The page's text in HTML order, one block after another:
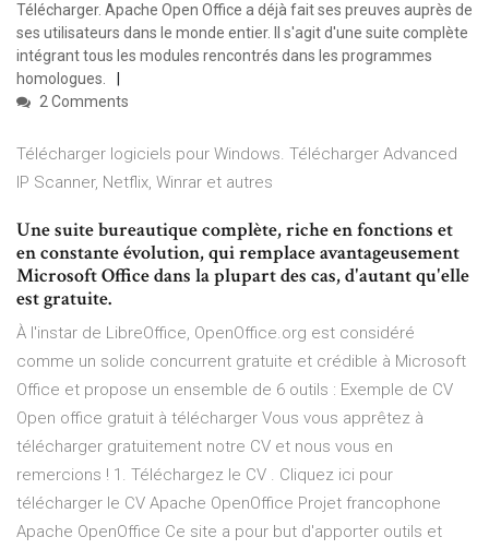
Télécharger. Apache Open Office a déjà fait ses preuves auprès de
ses utilisateurs dans le monde entier. Il s'agit d'une suite complète
intégrant tous les modules rencontrés dans les programmes
homologues.
2 Comments
Télécharger logiciels pour Windows. Télécharger Advanced
IP Scanner, Netflix, Winrar et autres
Une suite bureautique complète, riche en fonctions et
en constante évolution, qui remplace avantageusement
Microsoft Office dans la plupart des cas, d'autant qu'elle
est gratuite.
À l'instar de LibreOffice, OpenOffice.org est considéré
comme un solide concurrent gratuite et crédible à Microsoft
Office et propose un ensemble de 6 outils : Exemple de CV
Open office gratuit à télécharger Vous vous apprêtez à
télécharger gratuitement notre CV et nous vous en
remercions ! 1. Téléchargez le CV . Cliquez ici pour
télécharger le CV Apache OpenOffice Projet francophone
Apache OpenOffice Ce site a pour but d'apporter outils et